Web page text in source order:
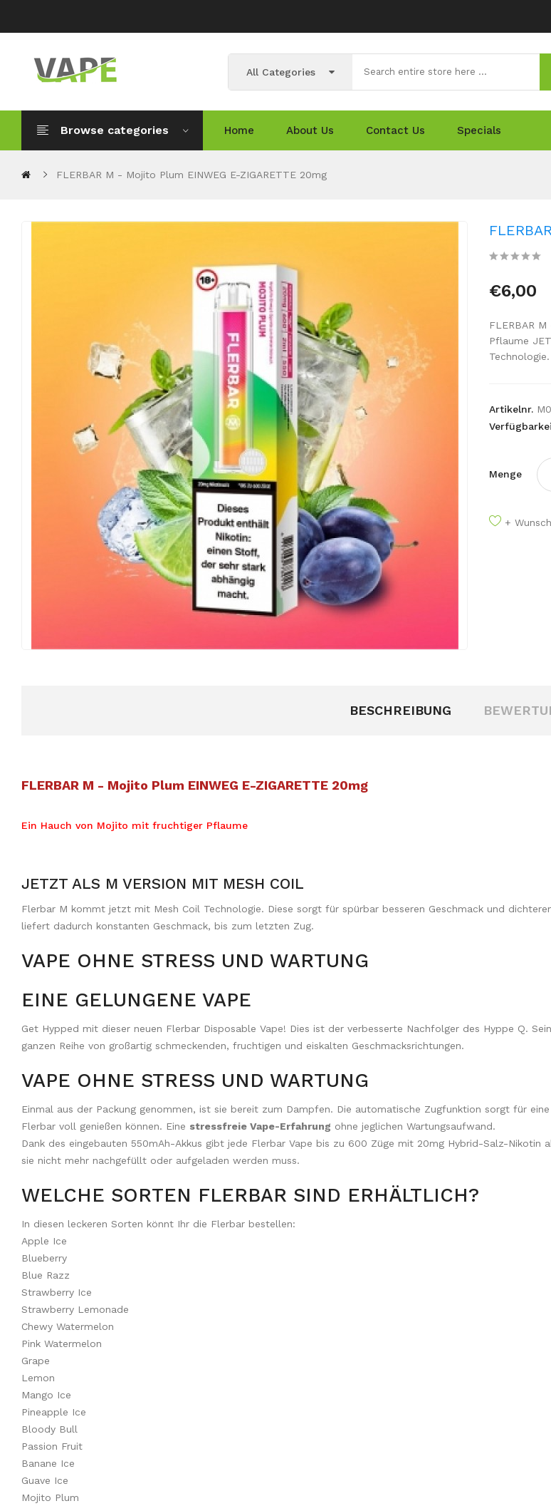
All Categories
Browse categories Home About Us Contact Us Specials
FLERBAR M - Mojito Plum EINWEG E-ZIGARETTE 20mg
€6,00
FLERBAR
Pflaume
Artikelnr.
Menge
+
BESCHREIBUNG
FLERBAR M - Mojito Plum EINWEG E-ZIGARETTE 20mg
Ein Hauch von Mojito mit fruchtiger Pflaume
JETZT ALS M VERSION MIT MESH COIL
Flerbar M kommt jetzt mit Mesh Coil Technologie. Diese sorgt für spürbar besseren Geschmack und
liefert dadurch konstanten Geschmack, bis zum letzten Zug.
VAPE OHNE STRESS UND WARTUNG
EINE GELUNGENE VAPE
Get Hypped mit dieser neuen Flerbar Disposable Vape! Dies ist der verbesserte Nachfolger des Hyppe Q.
ganzen Reihe von großartig schmeckenden, fruchtigen und eiskalten Geschmacksrichtungen.
VAPE OHNE STRESS UND WARTUNG
Einmal aus der Packung genommen, ist sie bereit zum Dampfen. Die automatische Zugfunktion sorgt für
Flerbar voll genießen können. Eine stressfreie Vape-Erfahrung ohne jeglichen Wartungsaufwand.
Dank des eingebauten 550mAh-Akkus gibt jede Flerbar Vape bis zu 600 Züge mit 20mg Hybrid-Salz-
sie nicht mehr nachgefüllt oder aufgeladen werden muss.
WELCHE SORTEN FLERBAR SIND ERHÄLTLICH?
In diesen leckeren Sorten könnt Ihr die Flerbar bestellen:
Apple Ice
Blueberry
Blue Razz
Strawberry Ice
Strawberry Lemonade
Chewy Watermelon
Pink Watermelon
Grape
Lemon
Mango Ice
Pineapple Ice
Bloody Bull
Passion Fruit
Banane Ice
Guave Ice
Mojito Plum